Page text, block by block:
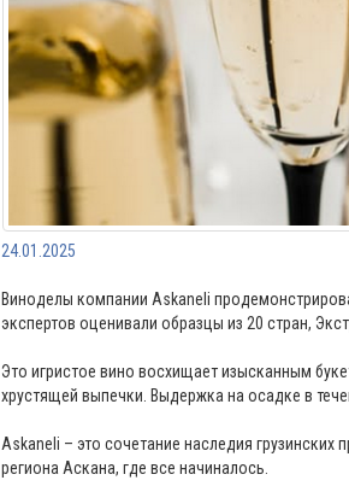
24.01.2025
Виноделы компании Askaneli
экспертов оценивали образцы из 20 стран,
Это игристое вино восхищает изысканным
хрустящей выпечки. Выдержка на осадке в
Askaneli – это сочетание наследия
региона Аскана, где все начиналось.